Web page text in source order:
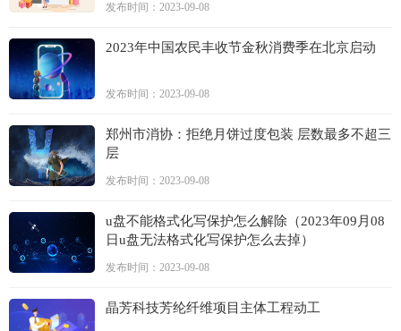
发布时间：2023-09-08
2023年中国农民丰收节金秋消费季在北京启动
发布时间：2023-09-08
郑州市消协：拒绝月饼过度包装 层数最多不超三
层
发布时间：2023-09-08
u盘不能格式化写保护怎么解除（2023年09月08
日u盘无法格式化写保护怎么去掉）
发布时间：2023-09-08
晶芳科技芳纶纤维项目主体工程动工